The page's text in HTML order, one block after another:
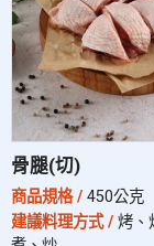
骨腿(切)
商品規格 / 450公克
建議料理方式 / 烤、